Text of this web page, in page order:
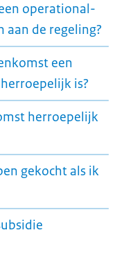
operational-
aan de regeling?
een
is?
herroepelijk
gekocht als ik